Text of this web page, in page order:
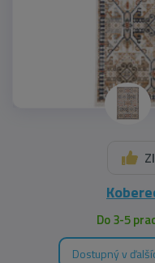
Do 3-5
Dostupný v